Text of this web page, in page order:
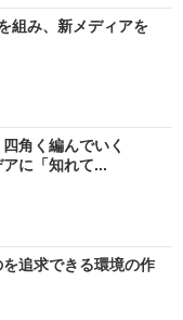
組み、新メディアを
角く編んでいく
に「知れて...
を追求できる環境の作